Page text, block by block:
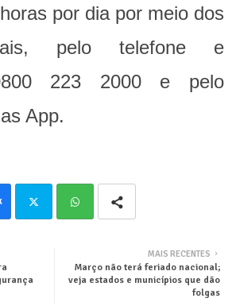
por dia por meio dos
pelo telefone e
223 2000 e pelo
App.
tsa
MAIS RECENTES
Março não terá feriado nacional;
veja estados e municípios que dão
folgas